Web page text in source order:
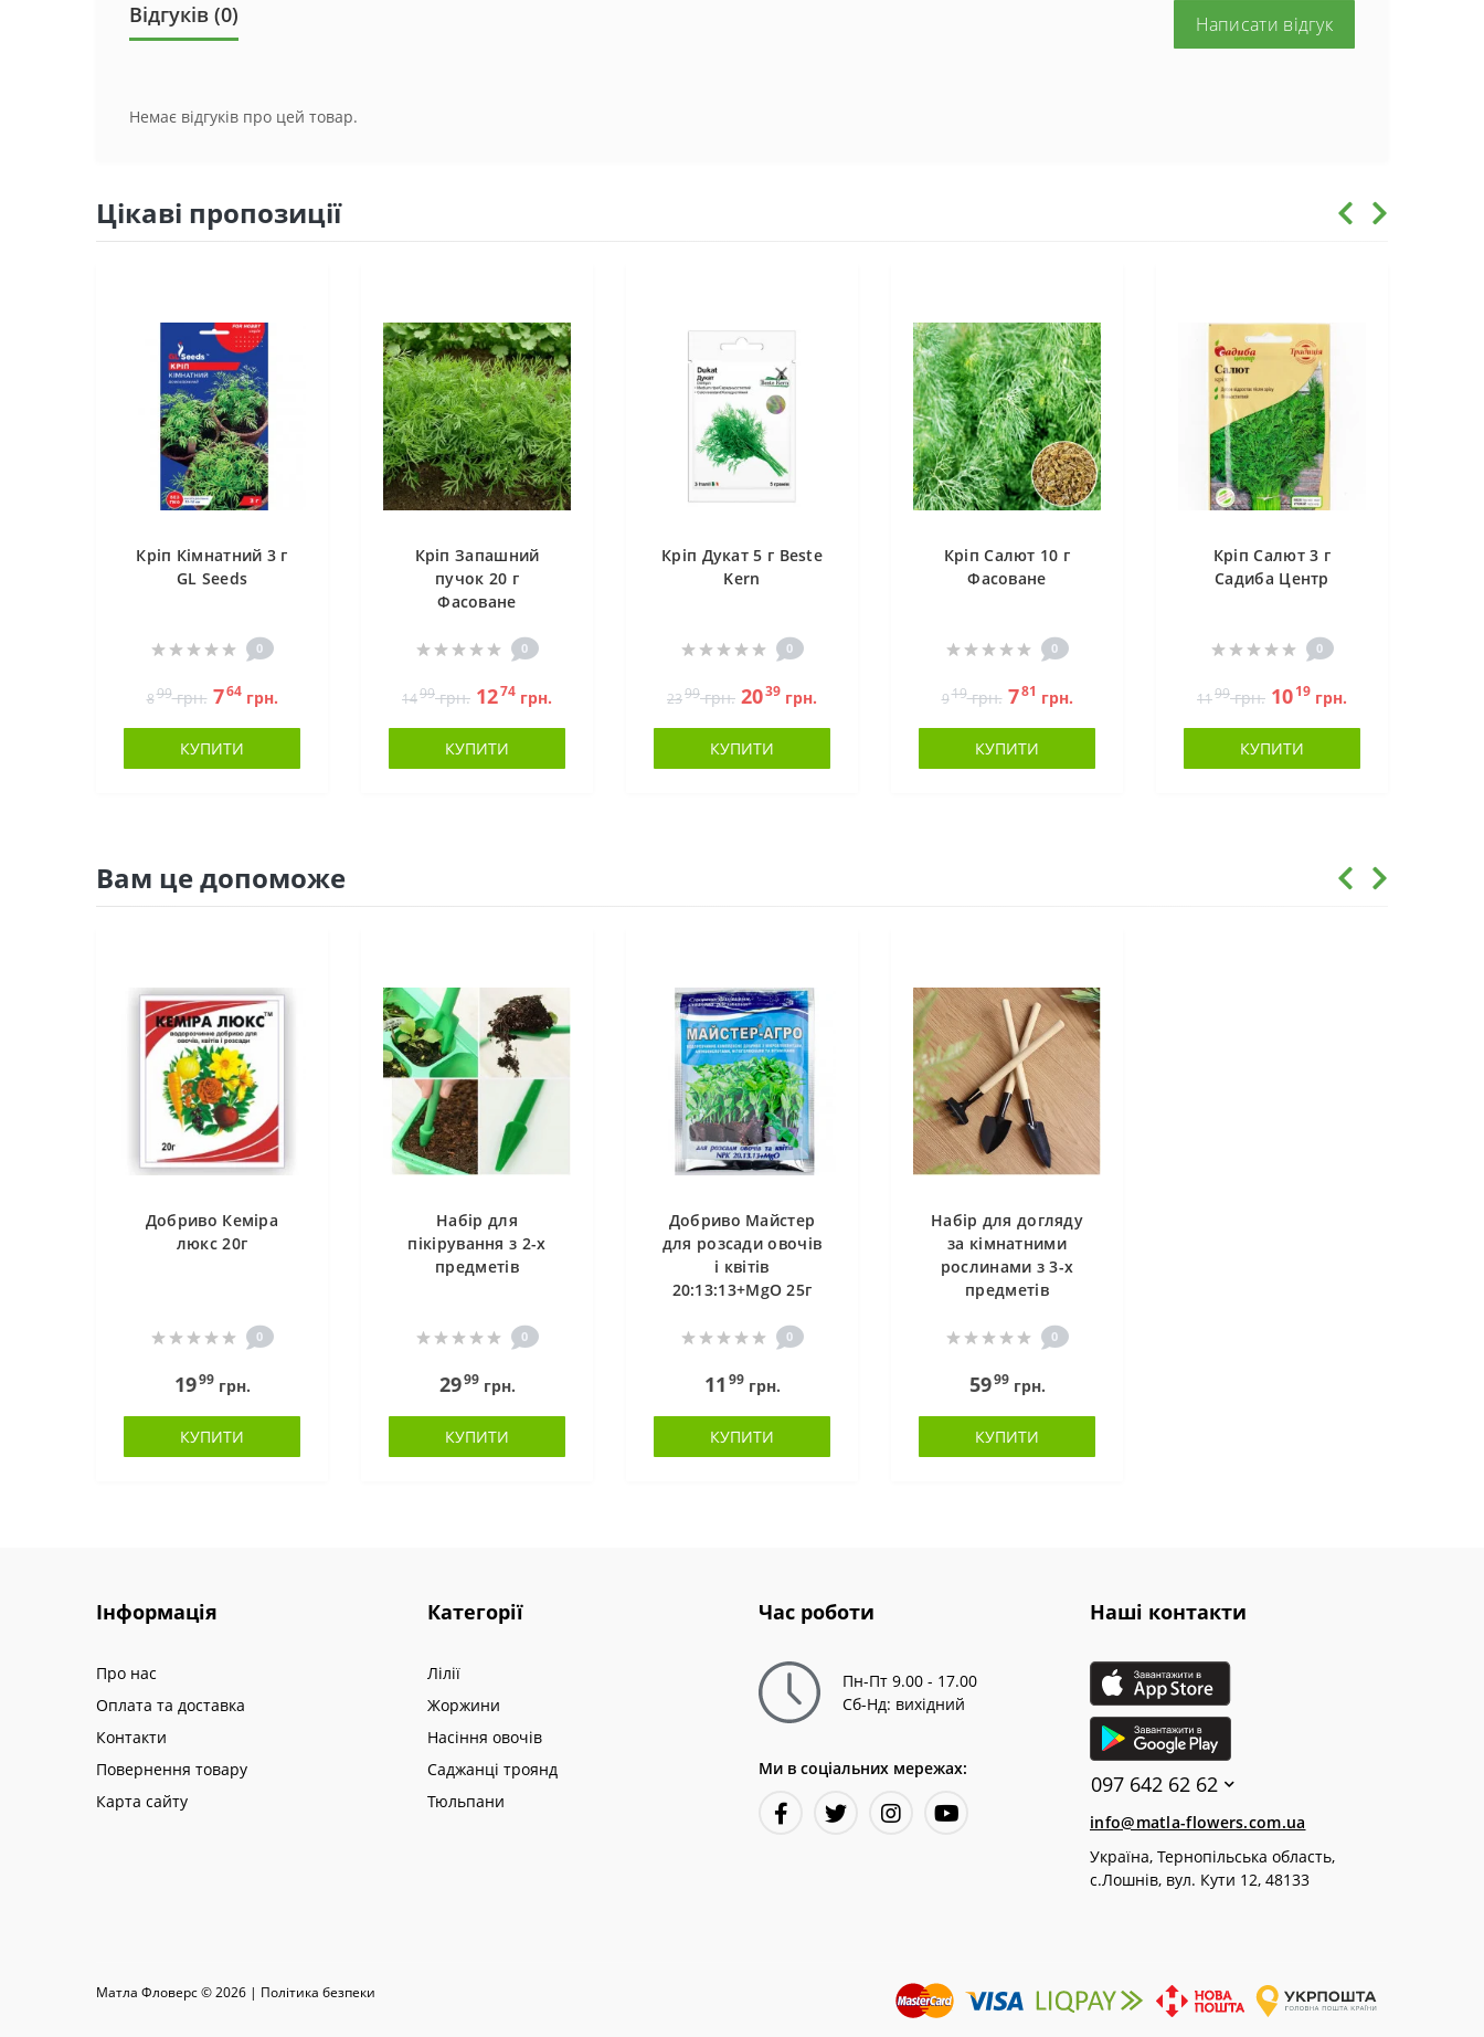
Відгуків (0) Написати відгук
Немає відгуків про цей товар.
Цікаві пропозиції
Кріп Кімнатний 3 г
GL Seeds
0
899грн. 764грн.
КУПИТИ
Кріп Запашний
пучок 20 г
Фасоване
0
1499грн. 1274 грн.
КУПИТИ
Кріп Дукат 5 г Beste
Kern
0
2399грн. 2039 грн.
КУПИТИ
Кріп Салют 10 г
Фасоване
0
919грн. 781 грн.
КУПИТИ
Кріп Салют 3 г
Садиба Центр
0
1199грн. 1019 грн.
КУПИТИ
Вам це допоможе
Добриво Кеміра
люкс 20г
0
1999грн.
КУПИТИ
Набір для
пікірування з 2-х
предметів
0
2999грн.
КУПИТИ
Добриво Майстер
для розсади овочів
і квітів
20:13:13+MgO 25г
0
11 99грн.
КУПИТИ
Набір для догляду
за кімнатними
рослинами з 3-х
предметів
0
5999грн.
КУПИТИ
Інформація
Про нас
Оплата та доставка
Контакти
Повернення товару
Карта сайту
Категорії
Лілії
Жоржини
Насіння овочів
Саджанці троянд
Тюльпани
Час роботи
Пн-Пт 9.00 - 17.00
Сб-Нд: вихідний
Ми в соціальних мережах:
Наші контакти
097 642 62 62
info@matla-flowers.com.ua
Україна, Тернопільська область,
с.Лошнів, вул. Кути 12, 48133
Матла Фловерс © 2026 | Полiтика безпеки